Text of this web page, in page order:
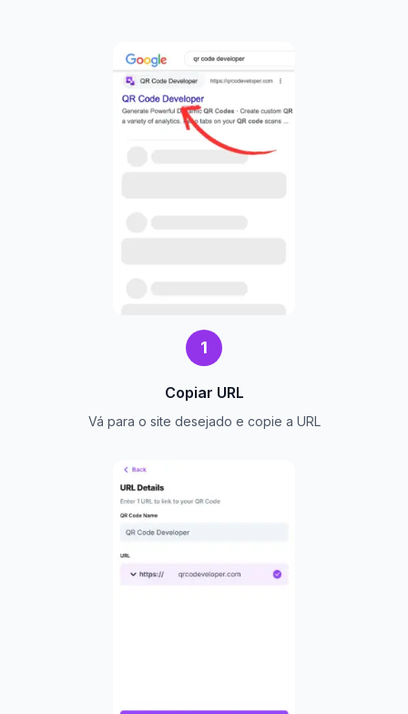
1
Copiar URL
Vá para o site desejado e copie a URL